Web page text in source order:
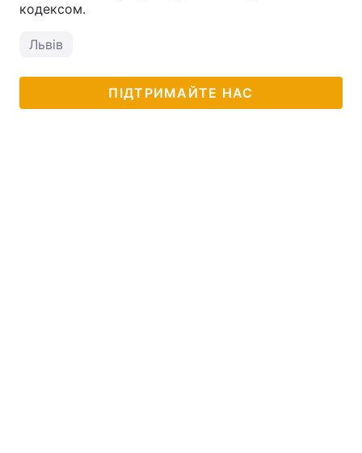
кодексом.
Львів
ПІДТРИМАЙТЕ НАС